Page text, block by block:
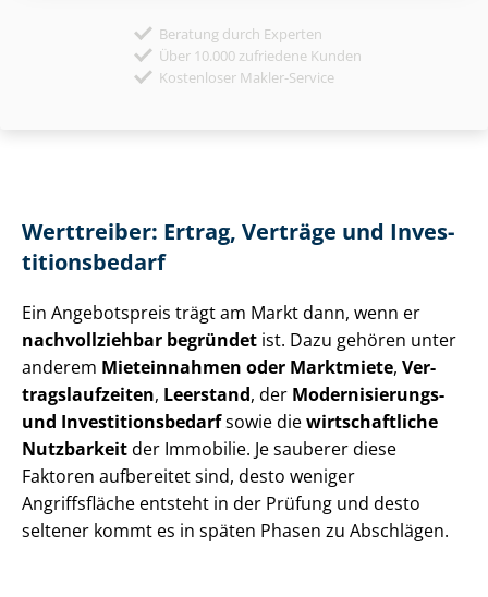
Beratung durch Experten
Über 10.000 zufriedene Kunden
Kostenloser Makler-Service
Werttreiber: Ertrag, Verträge und In­ves­
ti­ti­ons­be­darf
Ein Angebotspreis trägt am Markt dann, wenn er
nachvollziehbar begründet ist. Dazu gehören unter
anderem Mieteinnahmen oder Marktmiete, Ver­
trags­lauf­zei­ten, Leerstand, der Modernisierungs-
und In­ves­ti­ti­ons­be­darfsowie diewirtschaftliche
Nutzbarkeitder Immobilie. Je sauberer diese
Faktoren aufbereitet sind, desto weniger
Angriffsfläche entsteht in der Prüfung und desto
seltener kommt es in späten Phasen zu Abschlägen.